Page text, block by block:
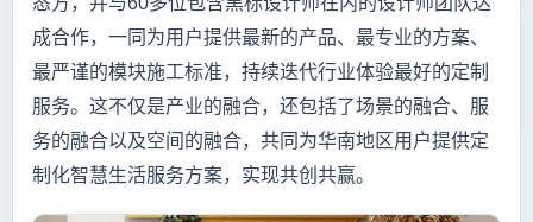
成合作，一同为用户提供最新的产品、最专业的方案、
最严谨的模块施工标准，持续迭代行业体验最好的定制
服务。这不仅是产业的融合，还包括了场景的融合、服
务的融合以及空间的融合，共同为华南地区用户提供定
制化智慧生活服务方案，实现共创共赢。